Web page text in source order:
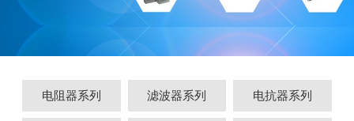
电阻器系列 滤波器系列 电抗器系列